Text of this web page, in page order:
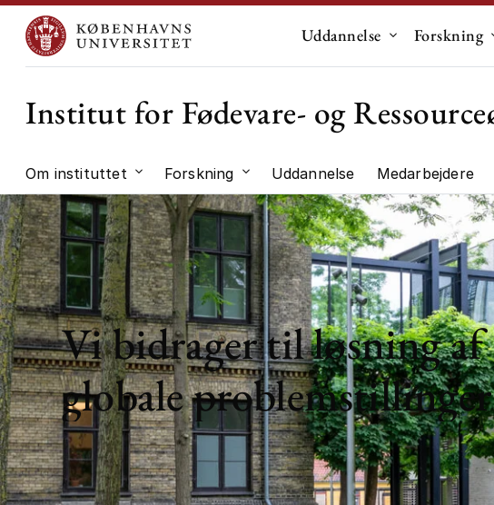
Uddannelse Undermenu
Forskning
Institut for Fødevare- og
Om instituttet Undermenu til "Om instituttet"
Forskning Undermenu til "Forskning"
Uddannelse Medarbejdere
Vi bidrager til løsning af
globale problemstillinger